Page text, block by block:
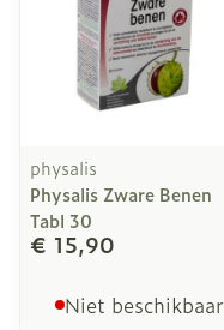
physalis
Physalis Zware Benen
Tabl 30
€ 15,90
Niet beschikbaar